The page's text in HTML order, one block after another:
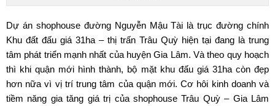
Dự án shophouse đường Nguyễn Mậu Tài là trục đường chính
Khu đất đấu giá 31ha – thị trấn Trâu Quỳ hiện tại đang là trung
tâm phát triển mạnh nhất của huyện Gia Lâm. Và theo quy hoạch
thì khi quận mới hình thành, bộ mặt khu đấu giá 31ha còn đẹp
hơn nữa vì vị trí trung tâm của quận mới. Cơ hôi kinh doanh và
tiềm năng gia tăng giá trị của shophouse Trâu Quỳ – Gia Lâm